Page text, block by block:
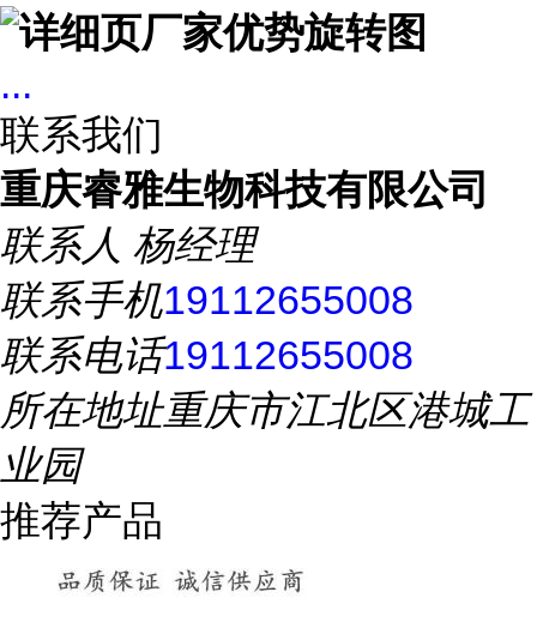
...
联系我们
重庆睿雅生物科技有限公司
联系人 杨经理
联系手机19112655008
联系电话19112655008
所在地址重庆市江北区港城工
业园
推荐产品